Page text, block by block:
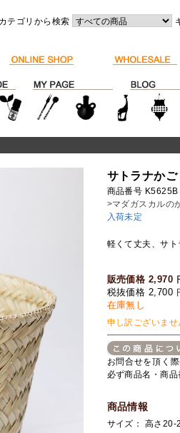
カテゴリから検索
サトラナかご
商品番号 K5625B
>マダガスカルの
入荷未定
軽くて丈夫、サト
販売価格 2,970
税抜価格 2,700
在庫無し
申し訳ございませ
お問合せを頂く
必ず商品名・商品
商品情報
サイズ： 高さ